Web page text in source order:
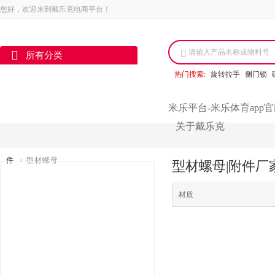
您好，欢迎来到戴乐克电商平台！
所有分类 请输入产品名称或物料号
热门搜索: 旋转拉手 侧门锁
米乐平台-米乐体育app
关于戴乐克
件 > 型材螺母 型材螺母|附件厂
材质